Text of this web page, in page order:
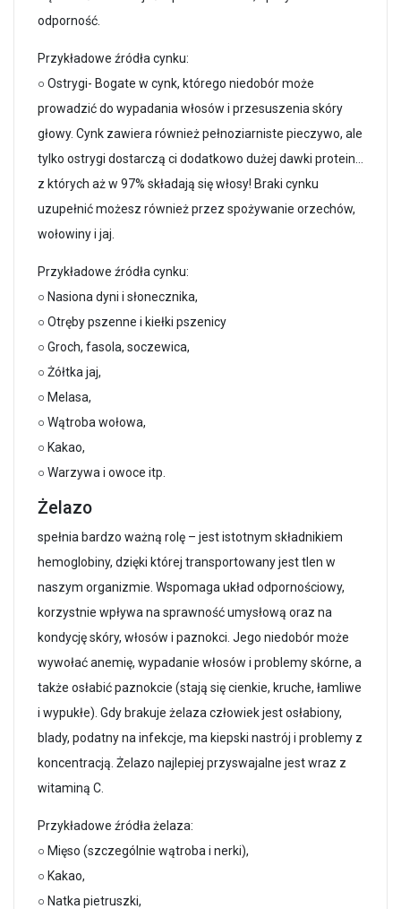
odporność.
Przykładowe źródła cynku:
○ Ostrygi- Bogate w cynk, którego niedobór może
prowadzić do wypadania włosów i przesuszenia skóry
głowy. Cynk zawiera również pełnoziarniste pieczywo, ale
tylko ostrygi dostarczą ci dodatkowo dużej dawki protein…
z których aż w 97% składają się włosy! Braki cynku
uzupełnić możesz również przez spożywanie orzechów,
wołowiny i jaj.
Przykładowe źródła cynku:
○ Nasiona dyni i słonecznika,
○ Otręby pszenne i kiełki pszenicy
○ Groch, fasola, soczewica,
○ Żółtka jaj,
○ Melasa,
○ Wątroba wołowa,
○ Kakao,
○ Warzywa i owoce itp.
Żelazo
spełnia bardzo ważną rolę – jest istotnym składnikiem
hemoglobiny, dzięki której transportowany jest tlen w
naszym organizmie. Wspomaga układ odpornościowy,
korzystnie wpływa na sprawność umysłową oraz na
kondycję skóry, włosów i paznokci. Jego niedobór może
wywołać anemię, wypadanie włosów i problemy skórne, a
także osłabić paznokcie (stają się cienkie, kruche, łamliwe
i wypukłe). Gdy brakuje żelaza człowiek jest osłabiony,
blady, podatny na infekcje, ma kiepski nastrój i problemy z
koncentracją. Żelazo najlepiej przyswajalne jest wraz z
witaminą C.
Przykładowe źródła żelaza:
○ Mięso (szczególnie wątroba i nerki),
○ Kakao,
○ Natka pietruszki,